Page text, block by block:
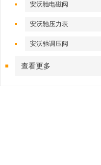
安沃驰电磁阀
安沃驰压力表
安沃驰调压阀
查看更多